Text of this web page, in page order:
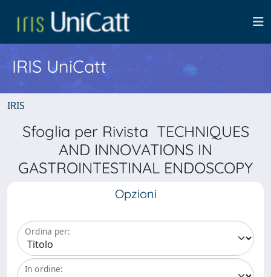
IRIS UniCatt
IRIS
Sfoglia per Rivista TECHNIQUES
AND INNOVATIONS IN
GASTROINTESTINAL ENDOSCOPY
Opzioni
Ordina per:
In ordine: